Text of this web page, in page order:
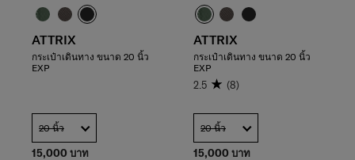
15,000 บาท
ATTRIX
กระเป๋าเดินทาง ขนาด 20 นิ้ว
EXP
20 นิ้ว
15,000 บาท
ATTRIX
กระเป๋าเดินทาง ขนาด 20 นิ้ว
EXP
2.5 (8)
20 นิ้ว